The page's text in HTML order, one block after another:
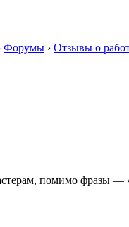
Форумы › Отзывы о
помимо фразы